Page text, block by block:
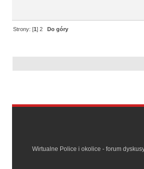
Strony: [1]2 Do góry
Wirtualne Police i okolice - forum